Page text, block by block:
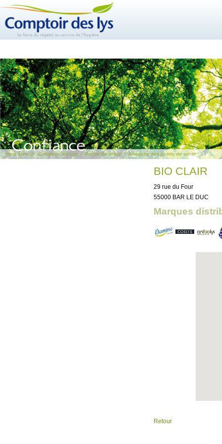
Vous êtes ici : Comptoir des Lys /Points de vente /Annuaire des points de vente
BIO CLAIR
29 rue du Four
55000 BAR LE DUC
Marques
Retour